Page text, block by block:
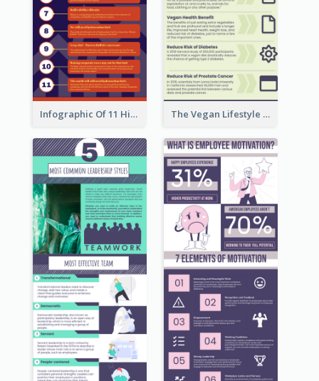
Infographic Of 11 Highlights From Berkshire Hathaway's Shareholder Meeting The Vegan Lifestyle Infographic